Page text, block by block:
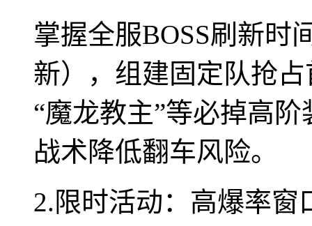
掌握全服BOSS刷新时
新），组建固定队抢
“魔龙教主”等必掉高阶
战术降低翻车风险。
2.限时活动：高爆率窗